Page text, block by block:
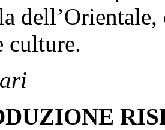
culture.